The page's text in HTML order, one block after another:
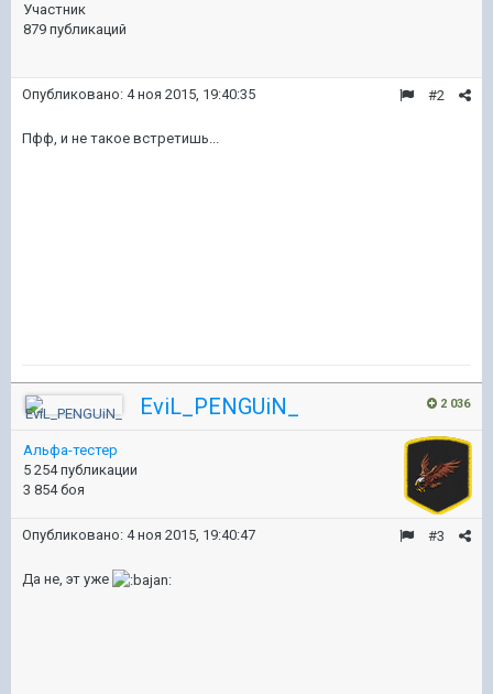
Участник
879 публикаций
#2
Опубликовано: 4 ноя 2015, 19:40:35
Пфф, и не такое встретишь...
2 036
EviL_PENGUiN_
Альфа-тестер
5 254 публикации
3 854 боя
#3
Опубликовано: 4 ноя 2015, 19:40:47
Да не, эт уже